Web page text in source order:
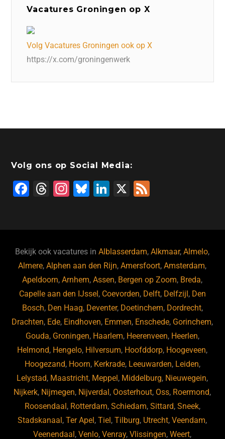
Vacatures Groningen op X
Volg Vacatures Groningen ook op X
https://x.com/groningenwerk
Volg ons op Social Media:
F
b
o
o
k
T
d
s
In
a
m
Bl
ky
Li
dI
n
X
Bekijk ook vacatures inAlblasserdam,Alkmaar,Almelo,
Almere,Alphen aan den Rijn,Amersfoort,Amsterdam,
Apeldoorn,Arnhem,Assen, Bergen op Zoom, Breda,
Capelle aan den IJssel, Coevorden, Delft, Delfzijl, Den
Bosch, Den Haag, Deventer, Doetinchem, Dordrecht,
Drachten, Ede, Eindhoven, Emmen, Enschede, Gorinchem,
Gouda, Groningen, Haarlem, Heerenveen, Heerlen,
Helmond, Hengelo, Hilversum, Hoofddorp, Hoogeveen,
Hoogezand, Hoorn, Kerkrade, Leeuwarden, Leiden,
Lelystad, Maastricht, Meppel, Middelburg, Nieuwegein,
Nijkerk, Nijmegen, Nijverdal, Oosterhout, Oss, Roermond,
Roosendaal, Rotterdam, Schiedam, Sittard, Sneek,
Stadskanaal,Ter Apel,Tiel,Tilburg, Utrecht,Veendam,
Veenendaal,Venlo,Venray,Vlissingen,Weert,